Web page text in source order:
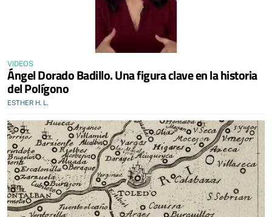
VIDEOS
Ángel Dorado Badillo. Una figura clave en la historia
del Polígono
ESTHER H. L.